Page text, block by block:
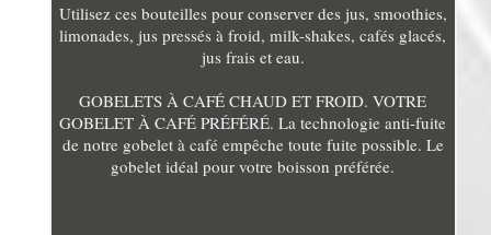
Utilisez ces bouteilles pour conserver des jus, smoothies,
limonades, jus pressés à froid, milk-shakes, cafés glacés,
jus frais et eau.
GOBELETS À CAFÉ CHAUD ET FROID. VOTRE
GOBELET À CAFÉ PRÉFÉRÉ. La technologie anti-fuite
de notre gobelet à café empêche toute fuite possible. Le
gobelet idéal pour votre boisson préférée.